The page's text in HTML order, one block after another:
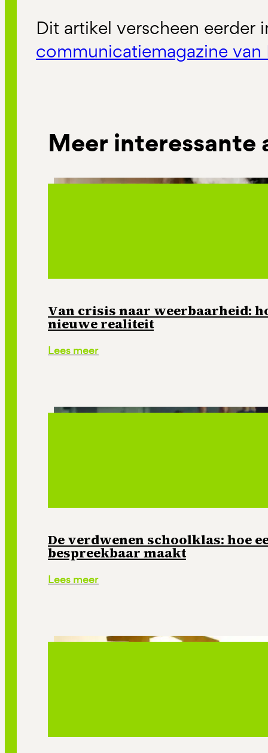
Dit artikel verscheen eerder
communicatiemagazine van
Meer interessante
Van crisis naar weerbaarheid:
nieuwe realiteit
Lees meer
De verdwenen schoolklas: hoe
bespreekbaar maakt
Lees meer